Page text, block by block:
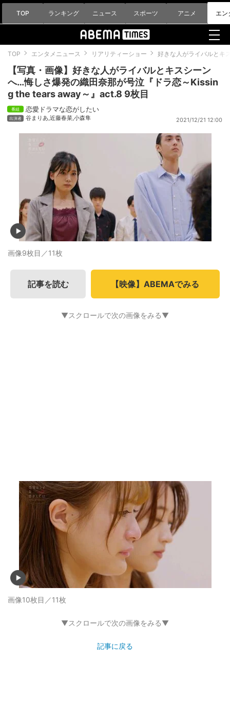
TOP ランキング ニュース スポーツ アニメ エン
TOP エンタメニュース リアリティーショー 好きな人がライバルとキ
【写真・画像】好きな人がライバルとキスシーン
へ…悔しさ爆発の織田奈那が号泣『ドラ恋～Kissin
g the tears away～』act.8 9枚目
恋愛ドラマな恋がしたい
谷まりあ,近藤春菜,小森隼 2021/12/21 12:00
画像9枚目／11枚
記事を読む 【映像】ABEMAでみる
▼スクロールで次の画像をみる▼
画像10枚目／11枚
▼スクロールで次の画像をみる▼
記事に戻る